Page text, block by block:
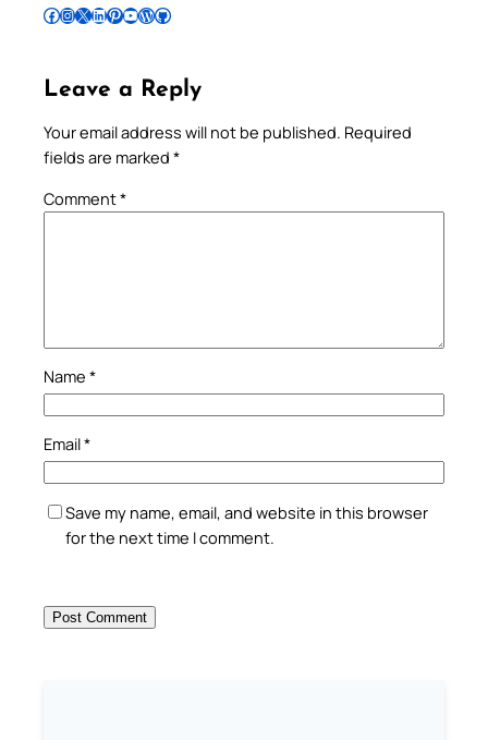
Follow Pradeep on Facebook Follow Pradeep on InstagramFollow Pradeep on X Follow Pradeep on LinkedIn Follow Pradeep on Pinterest Subscribe to Pradeep’s Youtube Channel Follow Pradeep on WordPress Follow Pradeep on GitHub
Leave a Reply
Your email address will not be published. Required
fields are marked *
Comment*
Name *
Email*
Save my name, email, and website in this browser
for the next time I comment.